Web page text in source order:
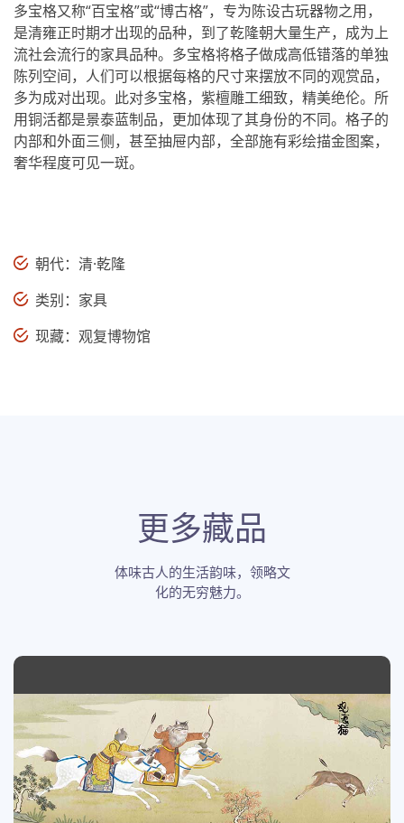
多宝格又称“百宝格”或“博古格”，专为陈设古玩器物之用，
是清雍正时期才出现的品种，到了乾隆朝大量生产，成为上
流社会流行的家具品种。多宝格将格子做成高低错落的单独
陈列空间，人们可以根据每格的尺寸来摆放不同的观赏品，
多为成对出现。此对多宝格，紫檀雕工细致，精美绝伦。所
用铜活都是景泰蓝制品，更加体现了其身份的不同。格子的
内部和外面三侧，甚至抽屉内部，全部施有彩绘描金图案，
奢华程度可见一斑。
朝代：清·乾隆
类别：家具
现藏：观复博物馆
更多藏品
体味古人的生活韵味，领略文
化的无穷魅力。